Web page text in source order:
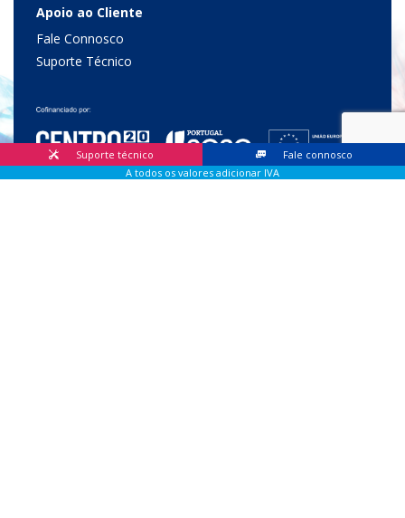
Apoio ao Cliente
Fale Connosco
Suporte Técnico
Suporte técnico
Fale connosco
A todos os valores adicionar IVA